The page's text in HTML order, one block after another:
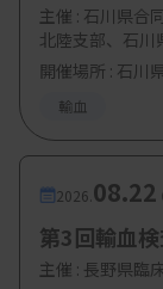
主催 : 石川県合
北陸支部、石川
開催場所 : 石川
輸血
2026. 08.22
第3回輸血
主催 : 長野県臨